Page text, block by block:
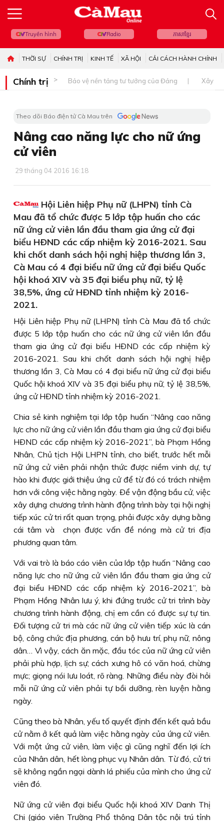
Truyền hình Radio ភាសាខ្មែរ
THỜI SỰ CHÍNH TRỊ KINH TẾ XÃ HỘI CẢI CÁCH HÀNH CHÍNH
Chính trị Bảo vệ nền tảng tư tưởng của Đảng Xây
Theo dõi Báo điện tử Cà Mau trên
Nâng cao năng lực cho nữ ứng
cử viên
29 tháng 04 2016 16:18
Hội Liên hiệp Phụ nữ (LHPN) tỉnh Cà
Mau đã tổ chức được 5 lớp tập huấn cho các
nữ ứng cử viên lần đầu tham gia ứng cử đại
biểu HÐND các cấp nhiệm kỳ 2016-2021. Sau
khi chốt danh sách hội nghị hiệp thương lần 3,
Cà Mau có 4 đại biểu nữ ứng cử đại biểu Quốc
hội khoá XIV và 35 đại biểu phụ nữ, tỷ lệ
38,5%, ứng cử HÐND tỉnh nhiệm kỳ 2016-
2021.
Hội Liên hiệp Phụ nữ (LHPN) tỉnh Cà Mau đã tổ chức
được 5 lớp tập huấn cho các nữ ứng cử viên lần đầu
tham gia ứng cử đại biểu HÐND các cấp nhiệm kỳ
2016-2021. Sau khi chốt danh sách hội nghị hiệp
thương lần 3, Cà Mau có 4 đại biểu nữ ứng cử đại biểu
Quốc hội khoá XIV và 35 đại biểu phụ nữ, tỷ lệ 38,5%,
ứng cử HÐND tỉnh nhiệm kỳ 2016-2021.
Chia sẻ kinh nghiệm tại lớp tập huấn “Nâng cao năng
lực cho nữ ứng cử viên lần đầu tham gia ứng cử đại biểu
HÐND các cấp nhiệm kỳ 2016-2021”, bà Phạm Hồng
Nhân, Chủ tịch Hội LHPN tỉnh, cho biết, trước hết mỗi
nữ ứng cử viên phải nhận thức được niềm vinh dự, tự
hào khi được giới thiệu ứng cử để từ đó có trách nhiệm
hơn với công việc hằng ngày. Ðể vận động bầu cử, việc
xây dựng chương trình hành động trình bày tại hội nghị
tiếp xúc cử tri rất quan trọng, phải được xây dựng bằng
cái tâm và chọn được vấn đề nóng mà cử tri địa
phương quan tâm.
Với vai trò là báo cáo viên của lớp tập huấn “Nâng cao
năng lực cho nữ ứng cử viên lần đầu tham gia ứng cử
đại biểu HÐND các cấp nhiệm kỳ 2016-2021”, bà
Phạm Hồng Nhân lưu ý, khi đứng trước cử tri trình bày
chương trình hành động, chị em cần có được sự tự tin.
Ðối tượng cử tri mà các nữ ứng cử viên tiếp xúc là cán
bộ, công chức địa phương, cán bộ hưu trí, phụ nữ, nông
dân… Vì vậy, cách ăn mặc, đầu tóc của nữ ứng cử viên
phải phù hợp, lịch sự; cách xưng hô có văn hoá, chừng
mực; giọng nói lưu loát, rõ ràng. Những điều này đòi hỏi
mỗi nữ ứng cử viên phải tự bồi dưỡng, rèn luyện hằng
ngày.
Cũng theo bà Nhân, yếu tố quyết định đến kết quả bầu
cử nằm ở kết quả làm việc hằng ngày của ứng cử viên.
Với một ứng cử viên, làm việc gì cũng nghĩ đến lợi ích
của Nhân dân, hết lòng phục vụ Nhân dân. Từ đó, cử tri
sẽ không ngần ngại dành lá phiếu của mình cho ứng cử
viên đó.
Nữ ứng cử viên đại biểu Quốc hội khoá XIV Danh Thị
Chi (giáo viên Trường Phổ thông Dân tộc nội trú tỉnh